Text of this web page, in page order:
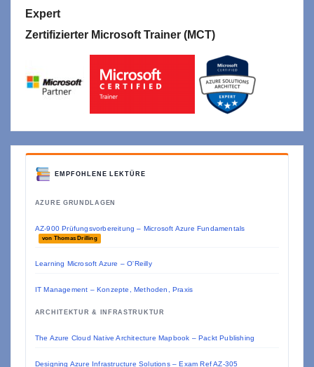
Expert
Zertifizierter Microsoft Trainer (MCT)
EMPFOHLENE LEKTÜRE
AZURE GRUNDLAGEN
AZ-900 Prüfungsvorbereitung – Microsoft Azure Fundamentals
von Thomas Drilling
Learning Microsoft Azure – O'Reilly
IT Management – Konzepte, Methoden, Praxis
ARCHITEKTUR & INFRASTRUKTUR
The Azure Cloud Native Architecture Mapbook – Packt Publishing
Designing Azure Infrastructure Solutions – Exam Ref AZ-305